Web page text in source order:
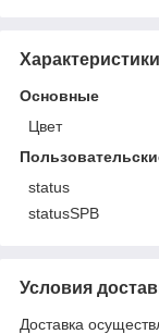
Характеристики
Основные
Цвет
status
statusSPB
Условия
Доставка